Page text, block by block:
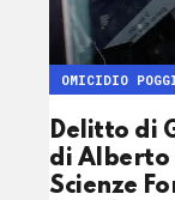
Delitto di
di Alberto
Scienze
OMICIDIO